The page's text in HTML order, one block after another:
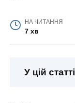
НА ЧИТАННЯ
7 хв
У цій